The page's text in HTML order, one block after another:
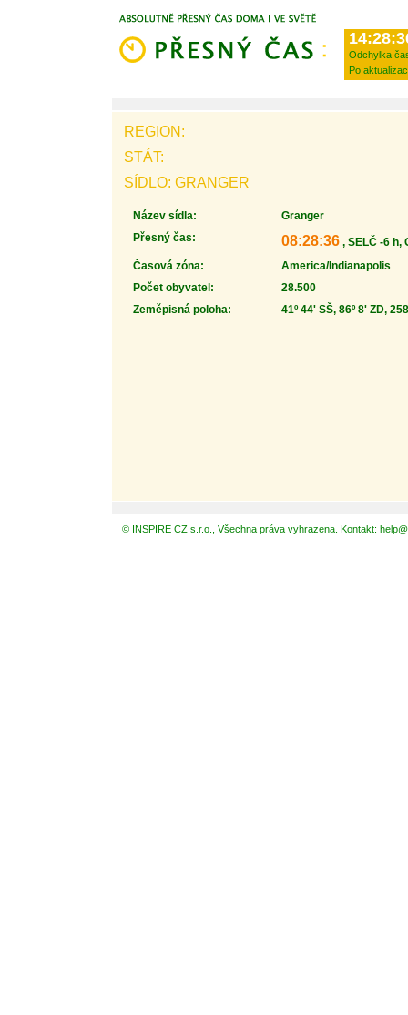
Odchylka
Po
REGION:
STÁT:
SÍDLO: GRANGER
Název sídla:
Granger
Přesný čas:
08:28:36 , SELČ -6 h,
Časová zóna:
America/Indianapolis
Počet obyvatel:
28.500
Zeměpisná poloha:
41º 44' SŠ, 86º 8' ZD,
© INSPIRE CZ s.r.o., Všechna práva vyhrazena. Kontakt: